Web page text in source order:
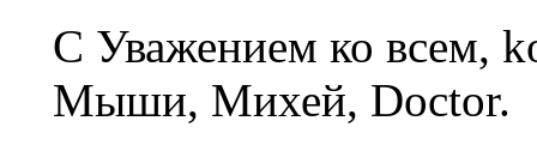
С Уважением ко всем,
Мыши, Михей, Doctor.